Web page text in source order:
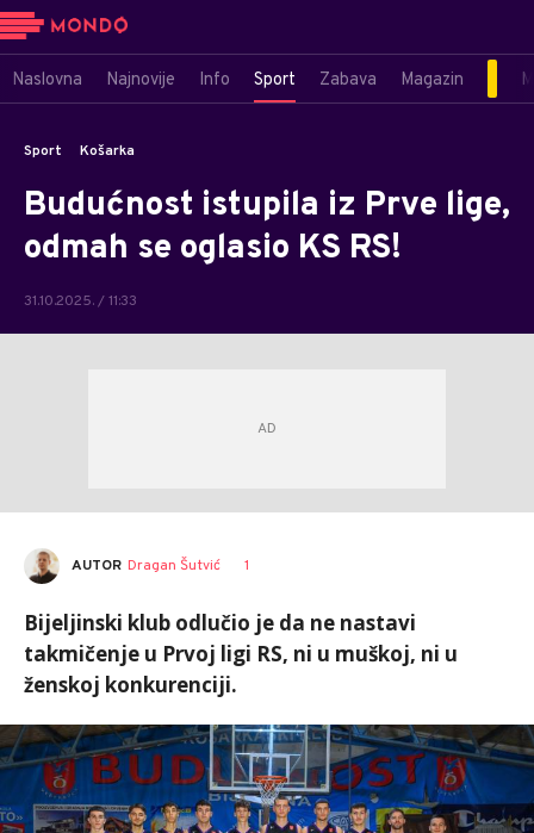
Naslovna Najnovije Info Sport Zabava Magazin
Sport Košarka
Budućnost istupila iz Prve lige,
odmah se oglasio KS RS!
31.10.2025. / 11:33
AUTOR Dragan Šutvić 1
Bijeljinski klub odlučio je da ne nastavi
takmičenje u Prvoj ligi RS, ni u muškoj, ni u
ženskoj konkurenciji.